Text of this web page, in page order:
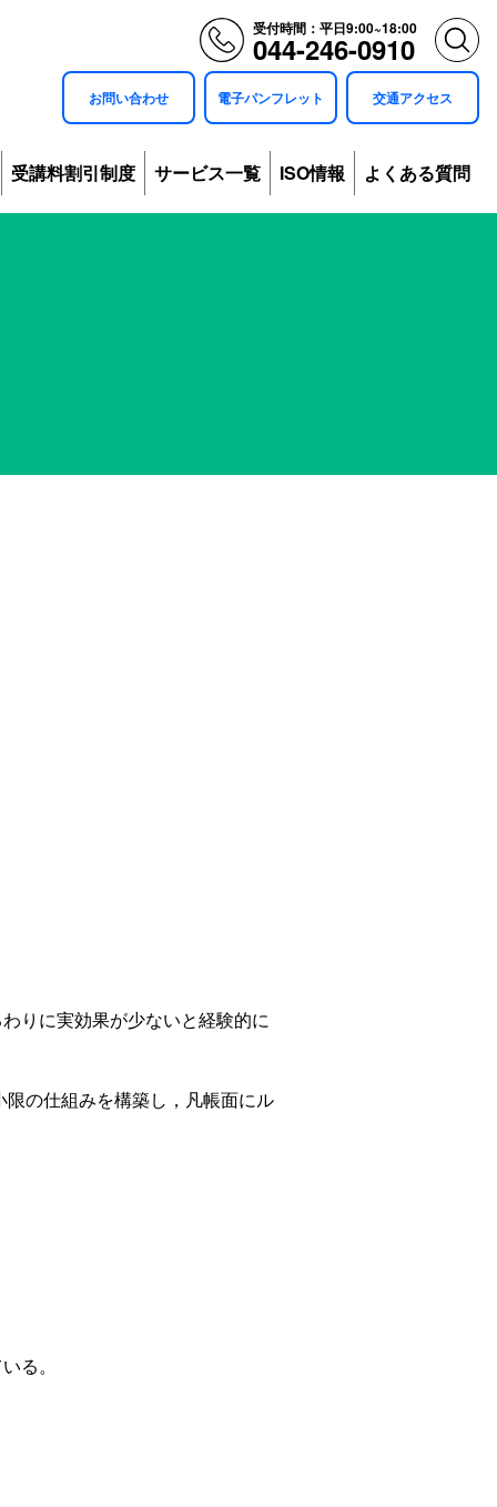
受付時間：平日9:00~18:00
044-246-0910
お問い合わせ 電子パンフレット 交通アクセス
受講料割引制度 サービス一覧 ISO情報 よくある質問
りに実効果が少ないと経験的に
の仕組みを構築し，凡帳面にル
る。